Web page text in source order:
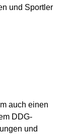
und Sportler
auch einen
DDG-
und